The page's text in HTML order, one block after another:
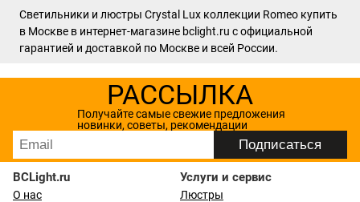
Светильники и люстры Crystal Lux коллекции Romeo купить
в Москве в интернет-магазине bclight.ru с официальной
гарантией и доставкой по Москве и всей России.
РАССЫЛКА
Получайте самые свежие предложения
новинки, советы, рекомендации
BCLight.ru
О нас
Услуги и сервис
Люстры